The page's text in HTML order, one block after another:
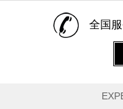
全国